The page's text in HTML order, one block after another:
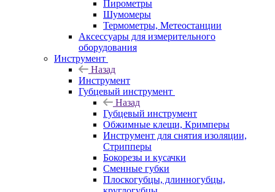
Пирометры
Шумомеры
Термометры, Метеостанции
Аксессуары для измерительного
оборудования
Инструмент
Назад
Инструмент
Губцевый инструмент
Назад
Губцевый инструмент
Обжимные клещи, Кримперы
Инструмент для снятия изоляции,
Стрипперы
Бокорезы и кусачки
Сменные губки
Плоскогубцы, длинногубцы,